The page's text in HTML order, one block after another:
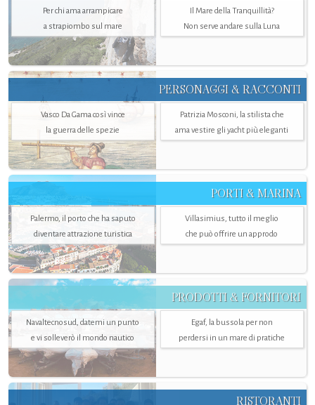
Per chi ama arrampicare
a strapiombo sul mare
Il Mare della Tranquillità?
Non serve andare sulla Luna
PERSONAGGI & RACCONTI
Vasco Da Gama così vince
la guerra delle spezie
Patrizia Mosconi, la stilista che
ama vestire gli yacht più eleganti
PORTI & MARINA
Palermo, il porto che ha saputo
diventare attrazione turistica
Villasimius, tutto il meglio
che può offrire un approdo
PRODOTTI & FORNITORI
Navaltecnosud, datemi un punto
e vi solleverò il mondo nautico
Egaf, la bussola per non
perdersi in un mare di pratiche
RISTORANTI